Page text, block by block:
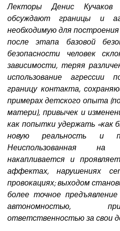
Лекторы Денис
обсуждают границы и
необходимую для
после этапа базовой
безопасности человек
зависимости, теряя
использование агрессии
границу контакта,
примерах детского опыта
матери), привычек и
как попытки удержать
новую реальность и
Неиспользованная
накапливается и
аффектах, нарушениях
провокациях; выходом
более точное
автономностью,
ответственностью за свои